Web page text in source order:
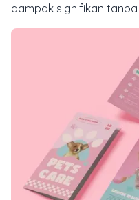
dampak signifikan